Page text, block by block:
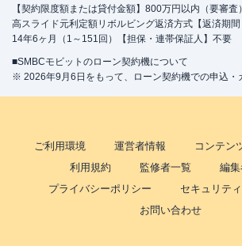
【契約限度額または貸付金額】800万円以内（要審
高スライド元利定額リボルビング返済方式【返済期
14年6ヶ月（1～151回）【担保・連帯保証人】不要
■SMBCモビットのローン契約機について
※ 2026年9月6日をもって、ローン契約機での申込・
ご利用環境 運営者情報
コンテン
利用規約
監修者一覧
編
プライバシーポリシー
セキュリテ
お問い合わせ